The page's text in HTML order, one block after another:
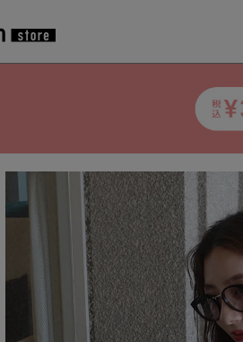
アイテム一覧 > fifth > トップス